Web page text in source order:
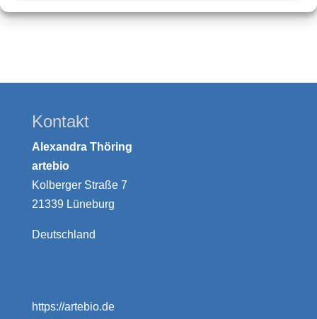
Kontakt
Alexandra Thöring
artebio
Kolberger Straße 7
21339 Lüneburg
Deutschland
https://artebio.de